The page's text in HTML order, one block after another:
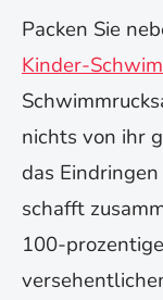
Packen Sie
Kinder-
nichts von ihr
das
schafft
100-